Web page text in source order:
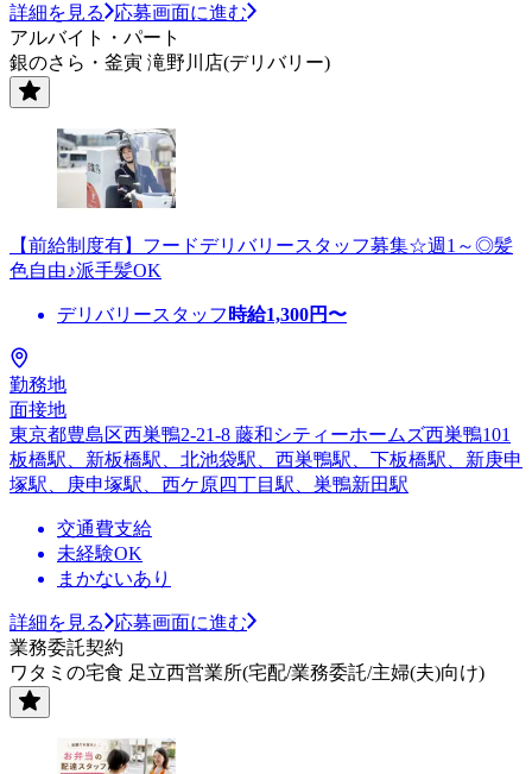
詳細を見る
応募画面に進む
アルバイト・パート
銀のさら・釜寅 滝野川店(デリバリー)
【前給制度有】フードデリバリースタッフ募集☆週1～◎髪
色自由♪派手髪OK
デリバリースタッフ 時給1,300円〜
勤務地
面接地
東京都豊島区西巣鴨2-21-8 藤和シティーホームズ西巣鴨101
板橋駅、新板橋駅、北池袋駅、西巣鴨駅、下板橋駅、新庚申
塚駅、庚申塚駅、西ケ原四丁目駅、巣鴨新田駅
交通費支給
未経験OK
まかないあり
詳細を見る
応募画面に進む
業務委託契約
ワタミの宅食 足立西営業所(宅配/業務委託/主婦(夫)向け)